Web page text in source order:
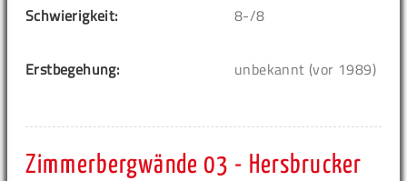
Schwierigkeit: 8-/8
Erstbegehung: unbekannt (vor 1989)
Zimmerbergwände 03 - Hersbrucker